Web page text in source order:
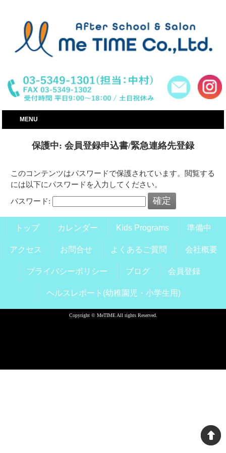
MENU
保護中: 会員登録申込書/緊急連絡先登録
このコンテンツはパスワードで保護されています。閲覧する
には以下にパスワードを入力してください。
パスワード:
トップ カレンダー Kids Programs 準備中
アクセス お問合せ よくあるご質問 会社概要
プライバシーポリシー ブログ 会員登録
ヘルスレポート(幼稚園児・小学生用)
Copyright © MeTIME All rights Reserved.